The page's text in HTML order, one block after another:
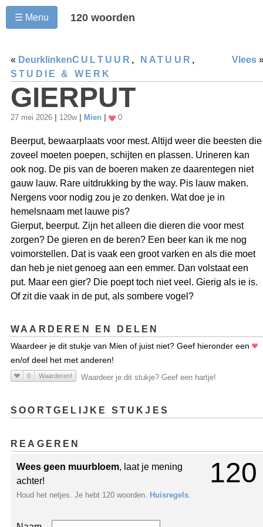
☰ Menu 120 woorden
« Deurklinken Vlees
CULTUUR , NATUUR ,
STUDIE & WERK
GIERPUT
27 mei 2026 120w Mien 0
Beerput, bewaarplaats voor mest. Altijd weer die beesten die
zoveel moeten poepen, schijten en plassen. Urineren kan
ook nog. De pis van de boeren maken ze daarentegen niet
gauw lauw. Rare uitdrukking by the way. Pis lauw maken.
Nergens voor nodig zou je zo denken. Wat doe je in
hemelsnaam met lauwe pis?
Gierput, beerput. Zijn het alleen die dieren die voor mest
zorgen? De gieren en de beren? Een beer kan ik me nog
voimorstellen. Dat is vaak een groot varken en als die moet
dan heb je niet genoeg aan een emmer. Dan volstaat een
put. Maar een gier? Die poept toch niet veel. Gierig als ie is.
Of zit die vaak in de put, als sombere vogel?
WAARDEREN EN DELEN
Waardeer je dit stukje van Mien of juist niet? Geef hieronder een
en/of deel het met anderen!
0 Waarderen! Waardeer je dit stukje? Geef een hartje!
SOORTGELIJKE STUKJES
REAGEREN
120
Wees geen muurbloem, laat je mening
achter!
Houd het netjes. Je hebt 120 woorden. Huisregels